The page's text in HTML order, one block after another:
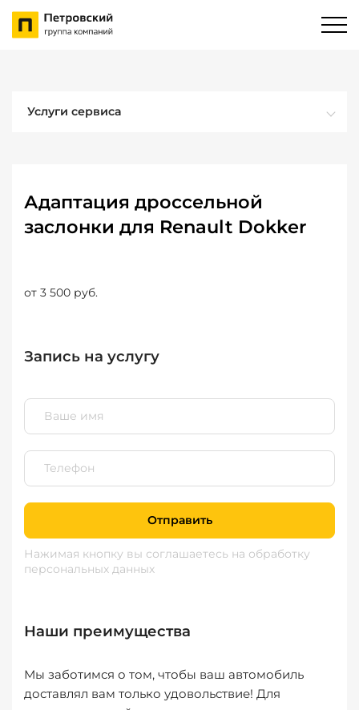
Услуги сервиса
Адаптация дроссельной
заслонки для Renault Dokker
от 3 500 руб.
Запись на услугу
Отправить
Нажимая кнопку вы соглашаетесь на обработку
персональных данных
Наши преимущества
Мы заботимся о том, чтобы ваш автомобиль
доставлял вам только удовольствие! Для